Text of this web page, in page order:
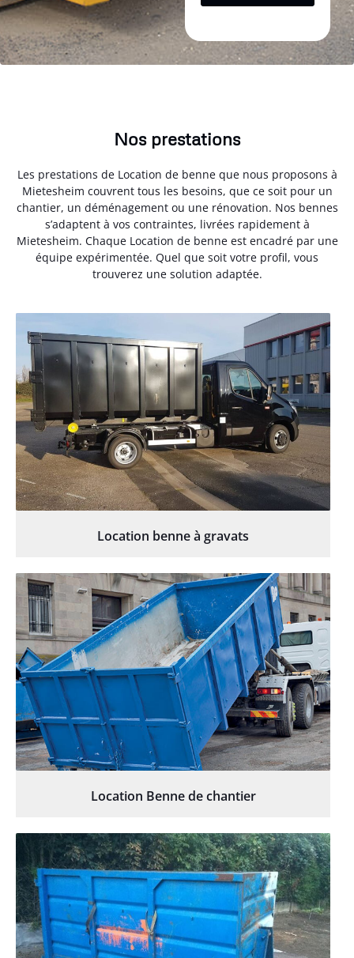
Nos prestations
Les prestations de Location de benne que nous proposons à
Mietesheim couvrent tous les besoins, que ce soit pour un
chantier, un déménagement ou une rénovation. Nos bennes
s’adaptent à vos contraintes, livrées rapidement à
Mietesheim. Chaque Location de benne est encadré par une
équipe expérimentée. Quel que soit votre profil, vous
trouverez une solution adaptée.
Location benne à gravats
Location Benne de chantier